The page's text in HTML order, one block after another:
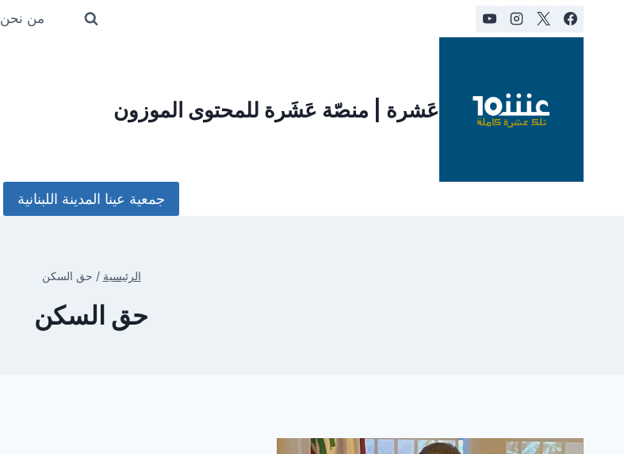
من نحن
عَشرة | منصّة عَشَرة للمحتوى الموزون
جمعية عينا المدينة اللبنانية
الرئيسية / حق السكن
حق السكن